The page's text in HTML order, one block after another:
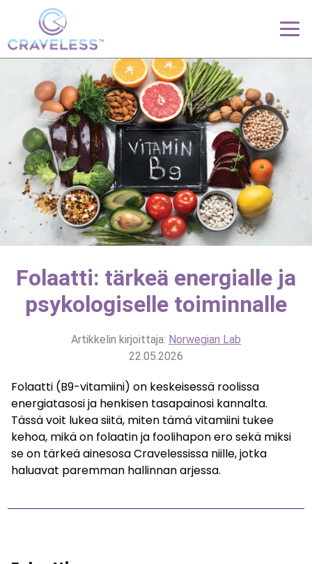
Folaatti: tärkeä energialle ja
psykologiselle toiminnalle
Artikkelin kirjoittaja: Norwegian Lab
22.05.2026
Folaatti (B9-vitamiini) on keskeisessä roolissa
energiatasosi ja henkisen tasapainosi kannalta.
Tässä voit lukea siitä, miten tämä vitamiini tukee
kehoa, mikä on folaatin ja foolihapon ero sekä miksi
se on tärkeä ainesosa Cravelessissa niille, jotka
haluavat paremman hallinnan arjessa.